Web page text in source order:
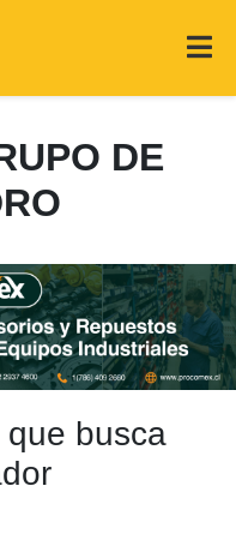
DE
busca